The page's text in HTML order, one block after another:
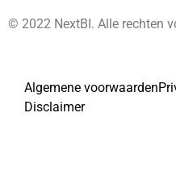
© 2022 NextBI. Alle rechten
Algemene voorwaarden
Disclaimer